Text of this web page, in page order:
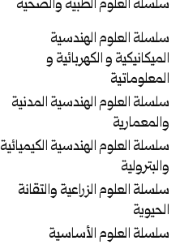
سلسلة العلوم الطبية والصحية
سلسلة العلوم الهندسية
الميكانيكية و الكهربائية و
المعلوماتية
سلسلة العلوم الهندسية المدنية
والمعمارية
سلسلة العلوم الهندسية الكيميائية
والبترولية
سلسلة العلوم الزراعية والتقانة
الحيوية
سلسلة العلوم الأساسية